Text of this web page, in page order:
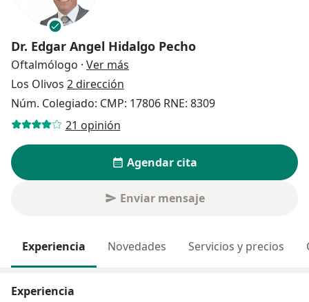
Dr. Edgar Angel Hidalgo Pecho
Oftalmólogo · Ver más
Los Olivos 2 dirección
Núm. Colegiado: CMP: 17806 RNE: 8309
21 opinión
Agendar cita
Enviar mensaje
Experiencia Novedades Servicios y precios
Experiencia